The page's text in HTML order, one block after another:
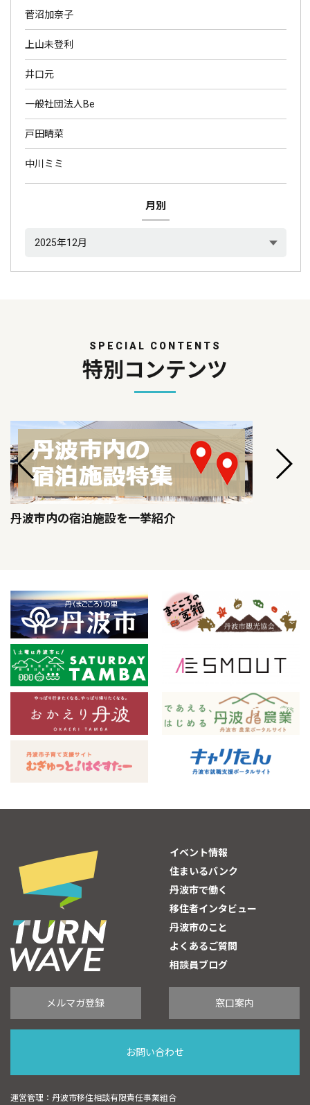
菅沼加奈子
上山未登利
井口元
一般社団法人Be
戸田晴菜
中川ミミ
月別
SPECIAL CONTENTS
特別コンテンツ
丹波市内の宿泊施設を一挙紹介
イベント情報
住まいるバンク
丹波市で働く
移住者インタビュー
丹波市のこと
よくあるご質問
相談員ブログ
メルマガ登録 窓口案内
お問い合わせ
運営管理：丹波市移住相談有限責任事業組合